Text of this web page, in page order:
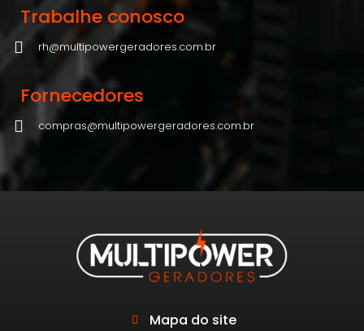
Trabalhe conosco
rh@multipowergeradores.com.br
Fornecedores
compras@multipowergeradores.com.br
Mapa do site